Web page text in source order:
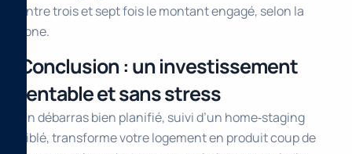
Entre trois et sept fois le montant engagé, selon la
zone.
Conclusion : un investissement
rentable et sans stress
Un débarras bien planifié, suivi d’un home‑staging
ciblé, transforme votre logement en produit coup de